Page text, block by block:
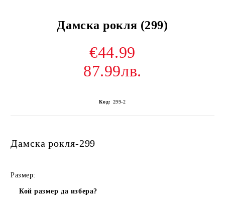
Дамска рокля (299)
€44.99
87.99лв.
Код: 299-2
Дамска рокля-299
Размер:
Кой размер да избера?